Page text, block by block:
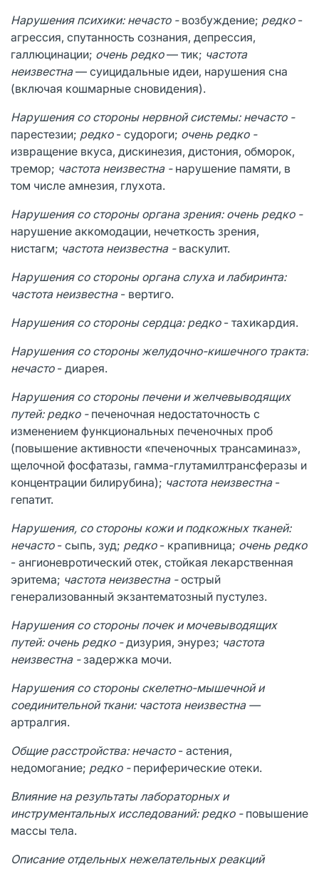
Нарушения психики: нечасто -возбуждение; редко-
агрессия, спутанность сознания, депрессия,
галлюцинации; очень редко— тик; частота
неизвестна— суицидальные идеи, нарушения сна
(включая кошмарные сновидения).
Нарушения со стороны нервной системы: нечасто -
парестезии; редко- судороги; очень редко -
извращение вкуса, дискинезия, дистония, обморок,
тремор; частота неизвестна -нарушение памяти, в
том числе амнезия, глухота.
Нарушения со стороны органа зрения: очень редко -
нарушение аккомодации, нечеткость зрения,
нистагм; частота неизвестна -васкулит.
Нарушения со стороны органа слуха и лабиринта:
частота неизвестна- вертиго.
Нарушения со стороны сердца: редко- тахикардия.
Нарушения со стороны желудочно-кишечного тракта:
нечасто- диарея.
Нарушения со стороны печени и желчевыводящих
путей: редко -печеночная недостаточность с
изменением функциональных печеночных проб
(повышение активности «печеночных трансаминаз»,
щелочной фосфатазы, гамма-глутамилтрансферазы и
концентрации билирубина); частота неизвестна-
гепатит.
Нарушения, со стороны кожи и подкожных тканей:
нечасто- сыпь, зуд; редко- крапивница; очень редко
- ангионевротический отек, стойкая лекарственная
эритема; частота неизвестна -острый
генерализованный экзантематозный пустулез.
Нарушения со стороны почек и мочевыводящих
путей: очень редко -дизурия, энурез; частота
неизвестна -задержка мочи.
Нарушения со стороны скелетно-мышечной и
соединительной ткани: частота неизвестна —
артралгия.
Общие расстройства: нечасто- астения,
недомогание; редко -периферические отеки.
Влияние на результаты лабораторных и
инструментальных исследований: редко -повышение
массы тела.
Описание отдельных нежелательных реакций